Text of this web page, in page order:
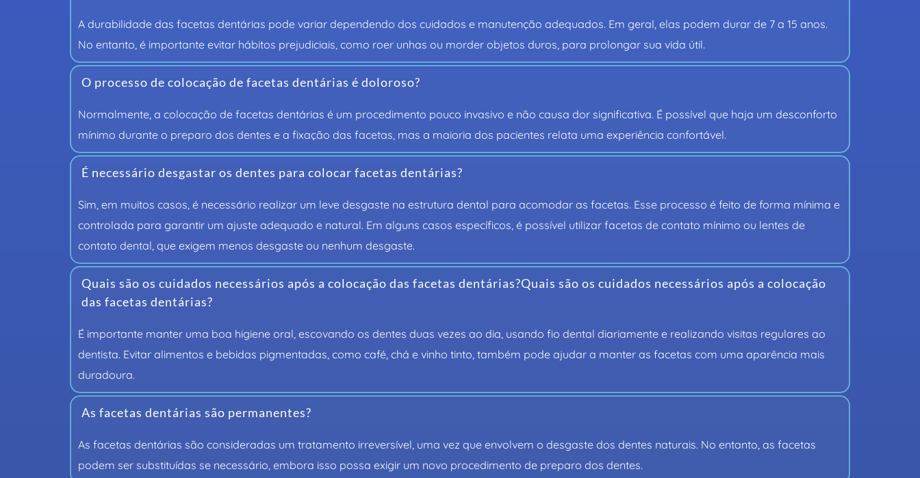
A durabilidade das facetas dentárias pode variar dependendo dos cuidados e manutenção adequados. Em geral, elas podem durar de 7 a 15 anos.
No entanto, é importante evitar hábitos prejudiciais, como roer unhas ou morder objetos duros, para prolongar sua vida útil.
O processo de colocação de facetas dentárias é doloroso?
Normalmente, a colocação de facetas dentárias é um procedimento pouco invasivo e não causa dor significativa. É possível que haja um desconforto
mínimo durante o preparo dos dentes e a fixação das facetas, mas a maioria dos pacientes relata uma experiência confortável.
É necessário desgastar os dentes para colocar facetas dentárias?
Sim, em muitos casos, é necessário realizar um leve desgaste na estrutura dental para acomodar as facetas. Esse processo é feito de forma mínima e
controlada para garantir um ajuste adequado e natural. Em alguns casos específicos, é possível utilizar facetas de contato mínimo ou lentes de
contato dental, que exigem menos desgaste ou nenhum desgaste.
Quais são os cuidados necessários após a colocação das facetas dentárias?Quais são os cuidados necessários após a colocação
das facetas dentárias?
É importante manter uma boa higiene oral, escovando os dentes duas vezes ao dia, usando fio dental diariamente e realizando visitas regulares ao
dentista. Evitar alimentos e bebidas pigmentadas, como café, chá e vinho tinto, também pode ajudar a manter as facetas com uma aparência mais
duradoura.
As facetas dentárias são permanentes?
As facetas dentárias são consideradas um tratamento irreversível, uma vez que envolvem o desgaste dos dentes naturais. No entanto, as facetas
podem ser substituídas se necessário, embora isso possa exigir um novo procedimento de preparo dos dentes.